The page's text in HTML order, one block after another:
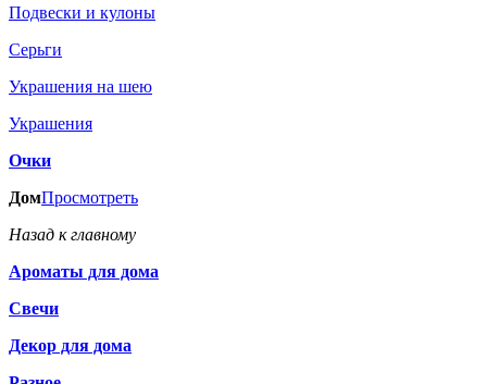
Подвески и кулоны
Серьги
Украшения на шею
Украшения
Очки
ДомПросмотреть
Назад к главному
Ароматы для дома
Свечи
Декор для дома